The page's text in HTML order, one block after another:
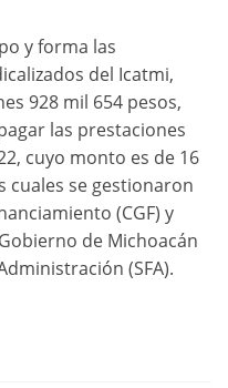
y forma las
del Icatmi,
928 mil 654 pesos,
las prestaciones
cuyo monto es de 16
cuales se gestionaron
(CGF) y
de Michoacán
(SFA).